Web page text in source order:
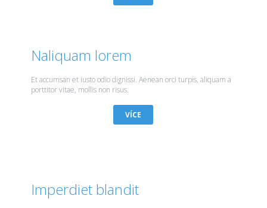
Naliquam lorem
Et accumsan et iusto odio dignissi. Aenean orci turpis, aliquam a
porttitor vitae, mollis non risus.
VÍCE
Imperdiet blandit